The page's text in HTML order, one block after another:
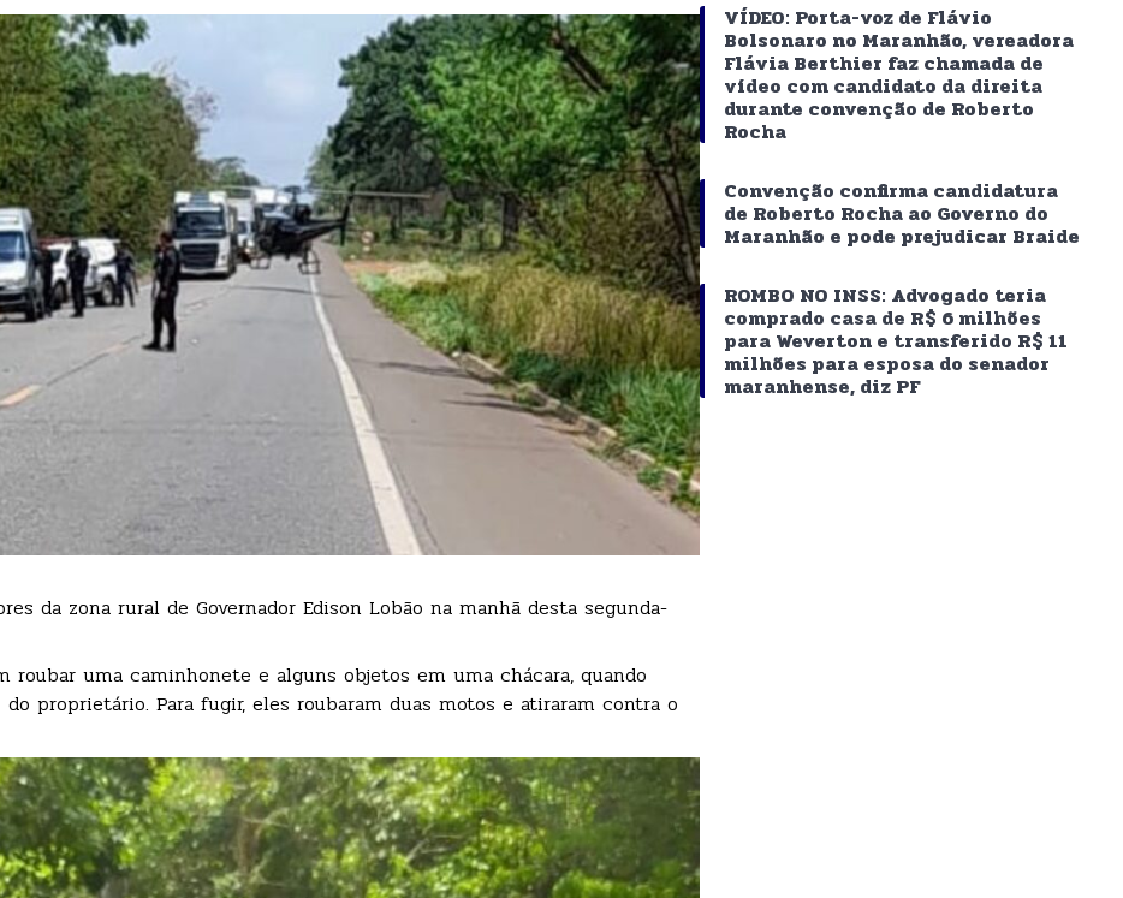
da zona rural de Governador Edison Lobão na manhã desta segunda-
roubar uma caminhonete e alguns objetos em uma chácara, quando
proprietário. Para fugir, eles roubaram duas motos e atiraram contra o
VÍDEO: Porta-voz de Flávio
Bolsonaro no Maranhão, vereadora
Flávia Berthier faz chamada de
vídeo com candidato da direita
durante convenção de Roberto
Rocha
Convenção confirma candidatura
de Roberto Rocha ao Governo do
Maranhão e pode prejudicar Braide
ROMBO NO INSS: Advogado teria
comprado casa de R$ 6 milhões
para Weverton e transferido R$ 11
milhões para esposa do senador
maranhense, diz PF